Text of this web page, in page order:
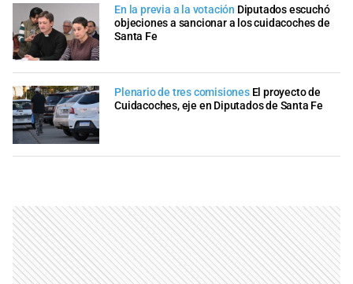
En la previa a la votación Diputados escuchó
objeciones a sancionar a los cuidacoches de
Santa Fe
Plenario de tres comisiones El proyecto de
Cuidacoches, eje en Diputados de Santa Fe